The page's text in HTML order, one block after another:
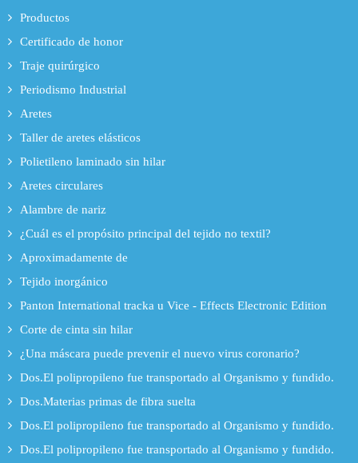
Productos
Certificado de honor
Traje quirúrgico
Periodismo Industrial
Aretes
Taller de aretes elásticos
Polietileno laminado sin hilar
Aretes circulares
Alambre de nariz
¿Cuál es el propósito principal del tejido no textil?
Aproximadamente de
Tejido inorgánico
Panton International tracka u Vice - Effects Electronic Edition
Corte de cinta sin hilar
¿Una máscara puede prevenir el nuevo virus coronario?
Dos.El polipropileno fue transportado al Organismo y fundido.
Dos.Materias primas de fibra suelta
Dos.El polipropileno fue transportado al Organismo y fundido.
Dos.El polipropileno fue transportado al Organismo y fundido.